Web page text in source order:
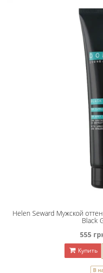
Helen Seward Мужской
Black
555
Купить
В